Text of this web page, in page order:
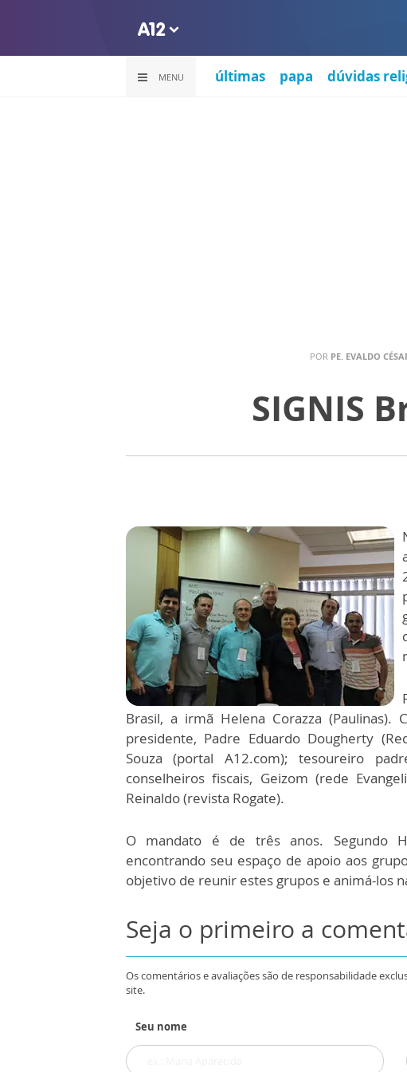
MENU últimas papa dúvidas
POR PE. EVALDO
SIGNIS
Brasil, a irmã Helena Corazza
presidente, Padre Eduardo Dougherty
Souza (portal A12.com); tesoureiro
conselheiros fiscais, Geizom (rede
Reinaldo (revista Rogate).
O mandato é de três anos. Segundo
encontrando seu espaço de apoio aos
objetivo de reunir estes grupos e animá-los
Seja o primeiro a
Os comentários e avaliações são de responsabilidade
site.
Seu nome